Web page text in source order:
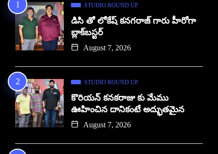
STUDIO ROUND UP
డిసి తో లోకేష్ కనగరాజ్ గారు హీరోగా
బ్లాక్‌బస్టర్
August 7, 2026
STUDIO ROUND UP
కొరియన్ కనకరాజు కు మేము
ఊహించిన దానికంటే అద్భుతమైన
August 7, 2026